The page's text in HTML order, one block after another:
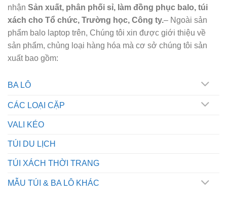
nhận Sản xuất, phân phối sỉ, làm đồng phục balo, túi
xách cho Tổ chức, Trường học, Công ty.– Ngoài sản
phẩm balo laptop trên, Chúng tôi xin được giới thiệu về
sản phẩm, chủng loại hàng hóa mà cơ sở chúng tôi sản
xuất bao gồm:
BA LÔ
CÁC LOẠI CẶP
VALI KÉO
TÚI DU LỊCH
TÚI XÁCH THỜI TRANG
MẪU TÚI & BA LÔ KHÁC